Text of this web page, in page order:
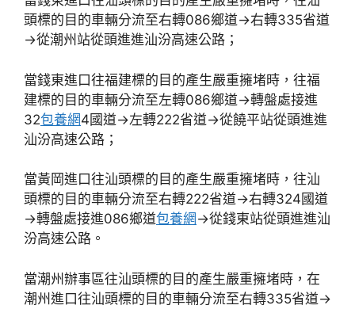
頭標的目的車輛分流至右轉086鄉道→右轉335省道
→從潮州站從頭進進汕汾高速公路；
當錢東進口往福建標的目的產生嚴重擁堵時，往福
建標的目的車輛分流至左轉086鄉道→轉盤處接進
32包養網4國道→左轉222省道→從饒平站從頭進進
汕汾高速公路；
當黃岡進口往汕頭標的目的產生嚴重擁堵時，往汕
頭標的目的車輛分流至右轉222省道→右轉324國道
→轉盤處接進086鄉道包養網 →從錢東站從頭進進汕
汾高速公路。
當潮州辦事區往汕頭標的目的產生嚴重擁堵時，在
潮州進口往汕頭標的目的車輛分流至右轉335省道→